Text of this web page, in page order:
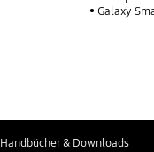
Galaxy
Handbücher & Downloads